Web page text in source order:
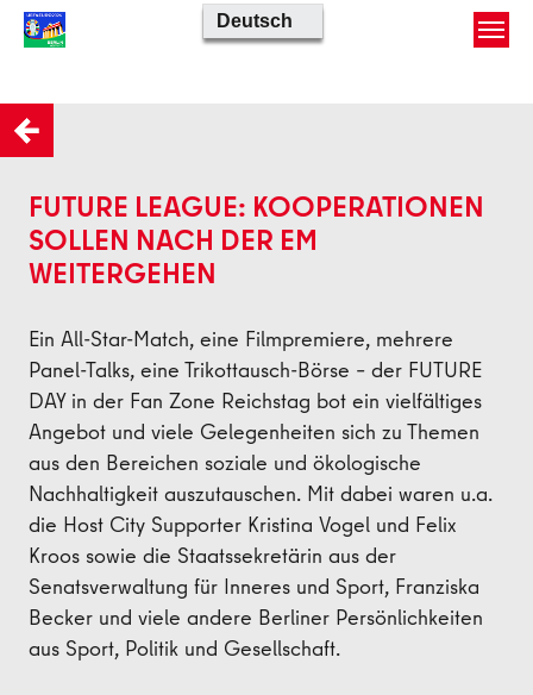
Skip to main content
FUTURE LEAGUE: KOOPERATIONEN
SOLLEN NACH DER EM
WEITERGEHEN
Ein All-Star-Match, eine Filmpremiere, mehrere
Panel-Talks, eine Trikottausch-Börse – der FUTURE
DAY in der Fan Zone Reichstag bot ein vielfältiges
Angebot und viele Gelegenheiten sich zu Themen
aus den Bereichen soziale und ökologische
Nachhaltigkeit auszutauschen. Mit dabei waren u.a.
die Host City Supporter Kristina Vogel und Felix
Kroos sowie die Staatssekretärin aus der
Senatsverwaltung für Inneres und Sport, Franziska
Becker und viele andere Berliner Persönlichkeiten
aus Sport, Politik und Gesellschaft.